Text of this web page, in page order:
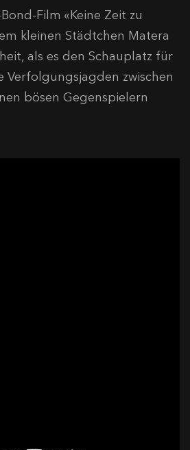
Film «Keine Zeit zu
kleinen Städtchen Matera
als es den Schauplatz für
Verfolgungsjagden zwischen
bösen Gegenspielern